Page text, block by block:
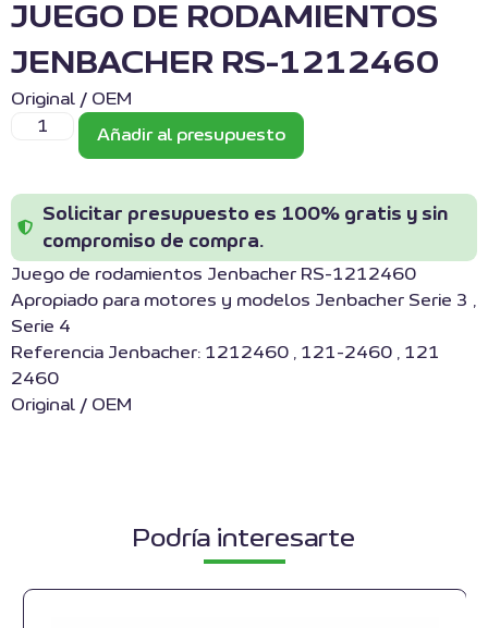
JUEGO DE RODAMIENTOS
JENBACHER RS-1212460
Original / OEM
Añadir al presupuesto
Solicitar presupuesto es 100% gratis y sin
compromiso de compra.
Juego de rodamientos Jenbacher RS-1212460
Apropiado para motores y modelos Jenbacher Serie 3 ,
Serie 4
Referencia Jenbacher: 1212460 , 121-2460 , 121
2460
Original / OEM
Podría interesarte